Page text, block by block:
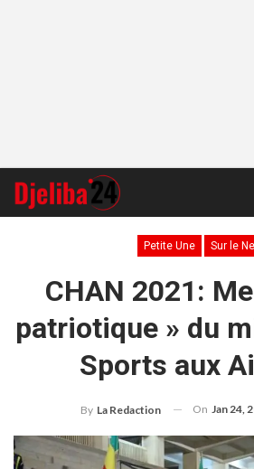
Petite Une Sur le
CHAN 2021:
patriotique » du
Sports aux
By La Redaction On Jan 24,